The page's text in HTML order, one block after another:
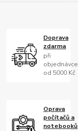
Doprava
zdarma
při
objednávce
od 5000 Kč
Oprava
počítačů a
notebooků